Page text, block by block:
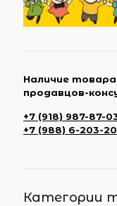
Наличие
продавцов-
+7 (918) 987-87-
+7 (988) 6-203-
Категории